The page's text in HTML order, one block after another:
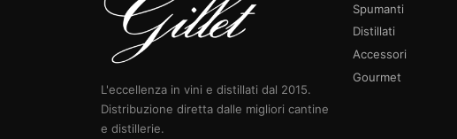
L'eccellenza in vini e distillati dal 2015.
Distribuzione diretta dalle migliori cantine
e distillerie.
Spumanti
Distillati
Accessori
Gourmet